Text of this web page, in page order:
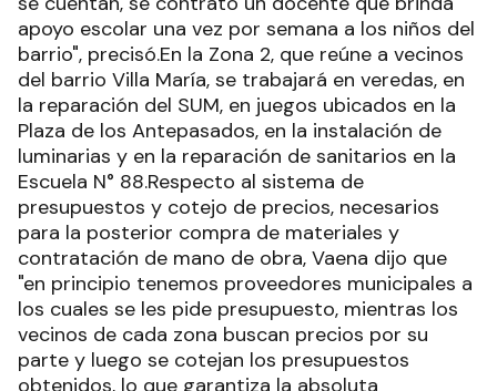
apoyo escolar una vez por semana a los niños del
barrio", precisó.En la Zona 2, que reúne a vecinos
del barrio Villa María, se trabajará en veredas, en
la reparación del SUM, en juegos ubicados en la
Plaza de los Antepasados, en la instalación de
luminarias y en la reparación de sanitarios en la
Escuela N° 88.Respecto al sistema de
presupuestos y cotejo de precios, necesarios
para la posterior compra de materiales y
contratación de mano de obra, Vaena dijo que
"en principio tenemos proveedores municipales a
los cuales se les pide presupuesto, mientras los
vecinos de cada zona buscan precios por su
parte y luego se cotejan los presupuestos
obtenidos, lo que garantiza la absoluta